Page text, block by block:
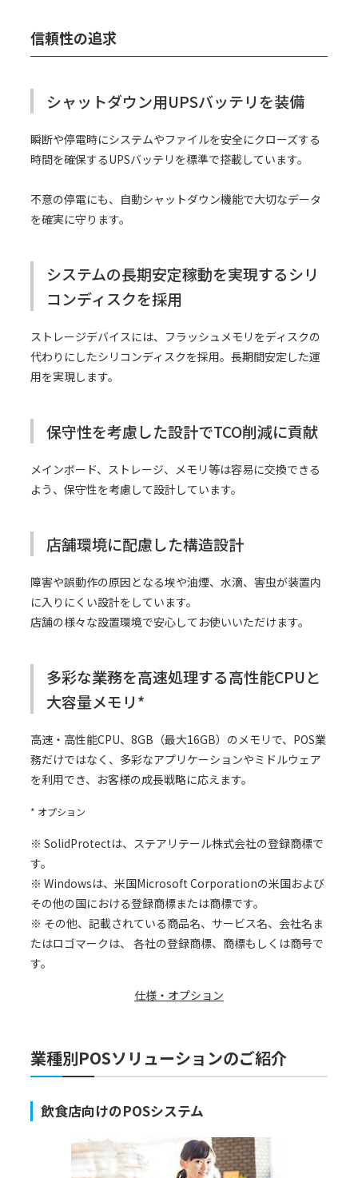
信頼性の追求
シャットダウン用UPSバッテリを装備
瞬断や停電時にシステムやファイルを安全にクローズする
時間を確保するUPSバッテリを標準で搭載しています。
不意の停電にも、自動シャットダウン機能で大切なデータ
を確実に守ります。
システムの長期安定稼動を実現するシリ
コンディスクを採用
ストレージデバイスには、フラッシュメモリをディスクの
代わりにしたシリコンディスクを採用。長期間安定した運
用を実現します。
保守性を考慮した設計でTCO削減に貢献
メインボード、ストレージ、メモリ等は容易に交換できる
よう、保守性を考慮して設計しています。
店舗環境に配慮した構造設計
障害や誤動作の原因となる埃や油煙、水滴、害虫が装置内
に入りにくい設計をしています。
店舗の様々な設置環境で安心してお使いいただけます。
多彩な業務を高速処理する高性能CPUと
大容量メモリ*
高速・高性能CPU、8GB（最大16GB）のメモリで、POS業
務だけではなく、多彩なアプリケーションやミドルウェア
を利用でき、お客様の成長戦略に応えます。
* オプション
※ SolidProtectは、ステアリテール株式会社の登録商標で
す。
※ Windowsは、米国Microsoft Corporationの米国および
その他の国における登録商標または商標です。
※ その他、記載されている商品名、サービス名、会社名ま
たはロゴマークは、 各社の登録商標、商標もしくは商号で
す。
仕様・オプション
業種別POSソリューションのご紹介
飲食店向けのPOSシステム